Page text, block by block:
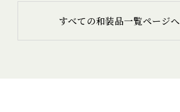
すべての和装品一覧ページへ